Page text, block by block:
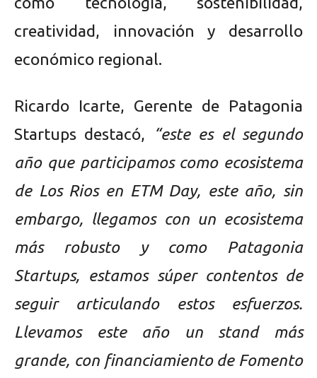
creatividad, innovación y desarrollo
económico regional.
Ricardo Icarte, Gerente de Patagonia
Startups destacó,
“este es el segundo
año que participamos como ecosistema
de Los Rios en ETM Day, este año, sin
embargo, llegamos con un ecosistema
más robusto y como Patagonia
Startups, estamos súper contentos de
seguir articulando estos esfuerzos.
Llevamos este año un stand más
grande, con financiamiento de Fomento